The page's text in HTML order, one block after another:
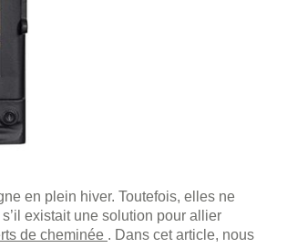
en plein hiver. Toutefois, elles ne
existait une solution pour allier
de cheminée . Dans cet article, nous